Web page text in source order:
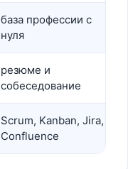
база профессии с
нуля
резюме и
собеседование
Scrum, Kanban, Jira,
Confluence